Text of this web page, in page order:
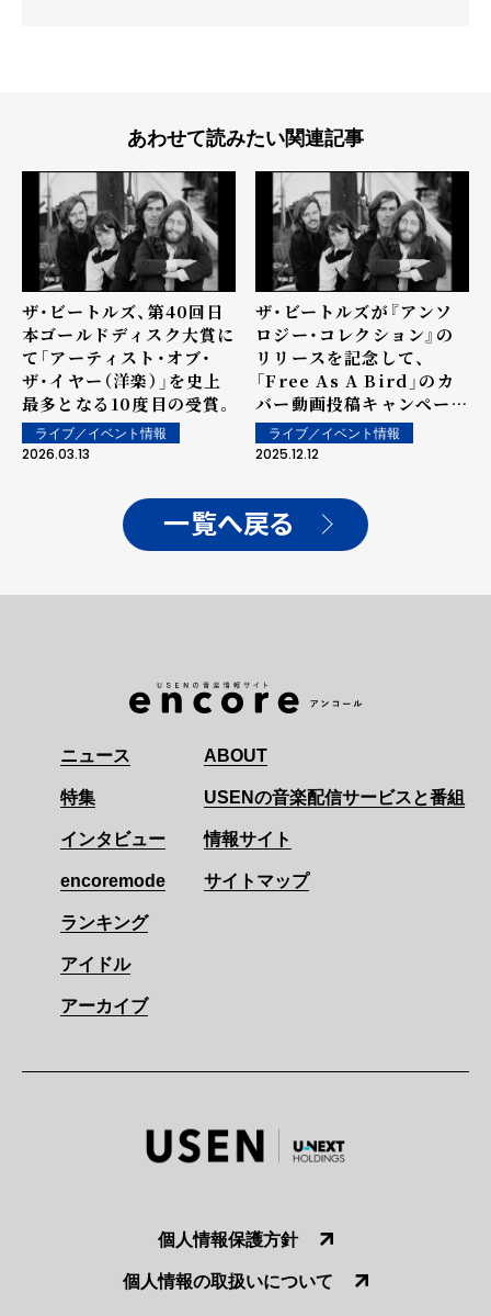
あわせて読みたい関連記事
ザ・ビートルズ、第40回日
本ゴールドディスク大賞に
て「アーティスト・オブ・
ザ・イヤー（洋楽）」を史上
最多となる10度目の受賞。
ライブ／イベント情報
2026.03.13
ザ・ビートルズが『アンソ
ロジー・コレクション』の
リリースを記念して、
「Free As A Bird」のカ
バー動画投稿キャンペーン
がスタート！
ライブ／イベント情報
2025.12.12
一覧へ戻る
ニュース
特集
インタビュー
encoremode
ランキング
アイドル
アーカイブ
ABOUT
USENの音楽配信サービスと番組
情報サイト
サイトマップ
個人情報保護方針
個人情報の取扱いについて